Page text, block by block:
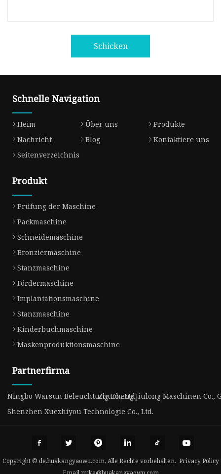
Schicken
Schnelle Navigation
Heim Über uns
Produkte
Nachricht
Blog
Kontaktiere uns
Seitenverzeichnis
Produkt
Prüfung der Maschine
Packmaschine
Schneidemaschine
Bronziermaschine
Stanzmaschine
Fördermaschine
Implantationsmaschine
Stanzmaschine
Kinderbuchmaschine
Maskenproduktionsmaschine
Partnerfirma
Ningbo Warsun Beleuchtung Co., Ltd.Zhucheng Jiulong Maschinen Co.,
Shenzhen Xuezhiyou Technologie Co., Ltd.
Copyright © de.huakangyaowu.com, Alle Rechte vorbehalten. Privacy Policy